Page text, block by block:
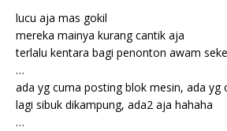
lucu aja mas gokil
mereka mainya kurang cantik aja
terlalu kentara bagi penonton awam
…
ada yg cuma posting blok mesin, ada
lagi sibuk dikampung, ada2 aja hahaha
…